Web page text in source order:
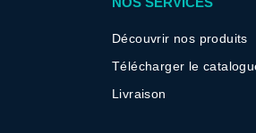
Découvrir nos produits
Télécharger le
Livraison